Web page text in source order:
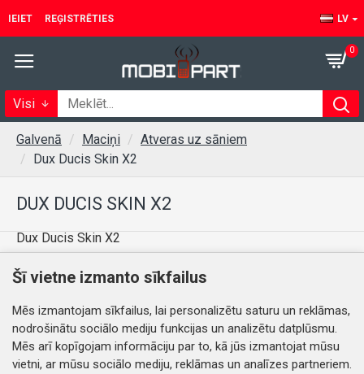
IEIET REĢISTRĒTIES LV
0
Visi
Galvenā Maciņi
Atveras uz sāniem
Dux Ducis Skin X2
DUX DUCIS SKIN X2
Dux Ducis Skin X2
Šajā kategorijā nav preču.
TURPINĀT
Šī vietne izmanto sīkfailus
Mēs izmantojam sīkfailus, lai personalizētu saturu un reklāmas,
nodrošinātu sociālo mediju funkcijas un analizētu datplūsmu.
Mēs arī kopīgojam informāciju par to, kā jūs izmantojat mūsu
vietni, ar mūsu sociālo mediju, reklāmas un analīzes partneriem.